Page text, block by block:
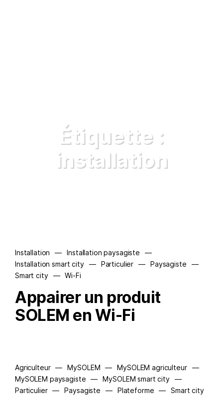
Étiquette :
installation
Installation — Installation paysagiste
—
Installation smart city
— Particulier — Paysagiste
—
Smart city
— Wi-Fi
Appairer un produit
SOLEM en Wi-Fi
Agriculteur — MySOLEM — MySOLEM agriculteur
—
MySOLEM paysagiste
— MySOLEM smart city —
Particulier — Paysagiste — Plateforme — Smart city